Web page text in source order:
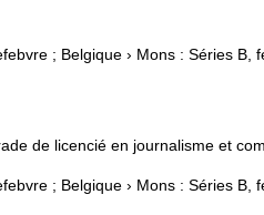
; Belgique › Mons : Séries B,
de licencié en journalisme et
; Belgique › Mons : Séries B,